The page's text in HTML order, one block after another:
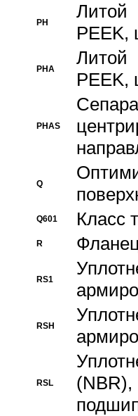
PH
Литой
PEEK,
PHA
Литой
PEEK,
PHAS
Q
Q601 Класс
R
RS1
RSH
RSL